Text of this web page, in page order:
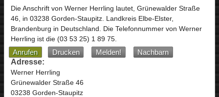
Die Anschrift von Werner Herrling lautet, Grünewalder Straße
46, in 03238 Gorden-Staupitz. Landkreis Elbe-Elster,
Brandenburg in Deutschland. Die Telefonnummer von Werner
Herrling ist die (03 53 25) 1 89 75.
Anrufen Drucken Melden!
Nachbarn
Adresse:
Werner Herrling
Grünewalder Straße 46
03238 Gorden-Staupitz